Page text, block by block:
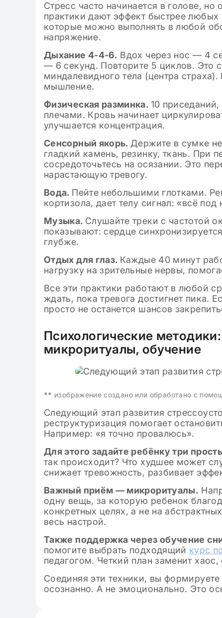
Стресс часто начинается в голове,
практики дают эффект быстрее
которые можно выполнять в любой
напряжение.
Дыхание 4-4-6. Вдох через нос — 4
— 6 секунд. Повторите 5 циклов. Это
миндалевидного тела (центра
мышление.
Физическая разминка. 10
плечами. Кровь начинает
улучшается концентрация.
Сенсорный якорь. Держите в сумке
гладкий камень, резинку, ткань. При
сосредоточьтесь на осязании. Это
нарастающую тревогу.
Вода. Пейте небольшими глотками.
кортизола, дает телу сигнал: «всё под
Музыка. Слушайте треки с частотой
показывают: сердце
глубже.
Отдых для глаз. Каждые 40 минут
нагрузку на зрительные нервы,
Все эти практики работают в любой
ждать, пока тревога достигнет пика.
просто не останется шансов
Психологические
микроритуалы, обучение
** изображение создано или обработано с
Следующий этап развития
реструктуризация помогает
Например: «я точно провалюсь».
Для этого задайте ребёнку три
так происходит? Что худшее может
снижает тревожность, разбивает
Важный приём — микроритуалы.
одну вещь, за которую ребенок
конкретных целях, а не на
весь настрой.
Также поддержка через обучение
помогите выбрать подходящий курс
педагогом. Четкий план заменит
Соединяя эти техники, вы
осознанно. А не эмоционально. Это